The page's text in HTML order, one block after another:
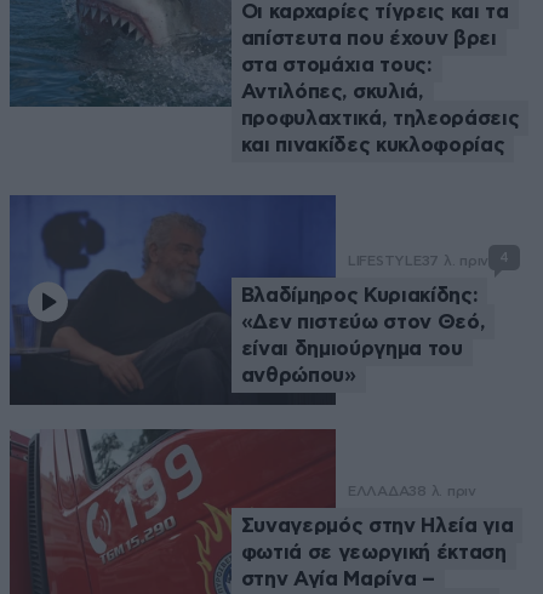
Οι καρχαρίες τίγρεις και τα
απίστευτα που έχουν βρει
στα στομάχια τους:
Αντιλόπες, σκυλιά,
προφυλαχτικά, τηλεοράσεις
και πινακίδες κυκλοφορίας
LIFESTYLE37 λ. πριν 4
Βλαδίμηρος Κυριακίδης:
«Δεν πιστεύω στον Θεό,
είναι δημιούργημα του
ανθρώπου»
ΕΛΛΑΔΑ38 λ. πριν
Συναγερμός στην Ηλεία για
φωτιά σε γεωργική έκταση
στην Αγία Μαρίνα –